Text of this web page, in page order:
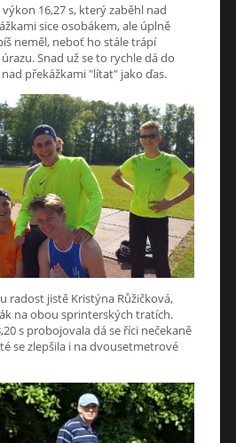
16,27 s, který zaběhl nad
sice osobákem, ale úplně
neměl, neboť ho stále trápí
Snad už se to rychle dá do
překážkami "lítat" jako ďas.
radost jistě Kristýna Růžičková,
na obou sprinterských tratích.
s probojovala dá se říci nečekaně
se zlepšila i na dvousetmetrové